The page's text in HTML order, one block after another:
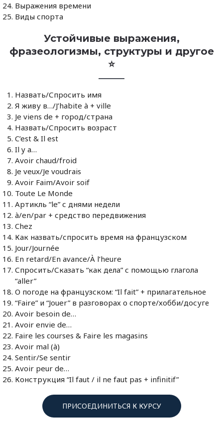
Выражения времени
Виды спорта
Устойчивые выражения,
фразеологизмы, структуры и другое
⭐️
Назвать/Спросить имя
Я живу в…/J’habite à + ville
Je viens de + город/страна
Назвать/Спросить возраст
C’est & Il est
Il y a…
Avoir chaud/froid
Je veux/Je voudrais
Avoir Faim/Avoir soif
Toute Le Monde
Артикль “le” с днями недели
à/en/par + средство передвижения
Chez
Как назвать/спросить время на французском
Jour/Journée
En retard/En avance/À l’heure
Спросить/Сказать “как дела” с помощью глагола
“aller”
О погоде на французском: “Il fait” + прилагательное
“Faire” и “Jouer” в разговорах о спорте/хобби/досуге
Avoir besoin de…
Avoir envie de…
Faire les courses & Faire les magasins
Avoir mal (à)
Sentir/Se sentir
Avoir peur de…
Конструкция “Il faut / il ne faut pas + infinitif”
ПРИСОЕДИНИТЬСЯ К КУРСУ